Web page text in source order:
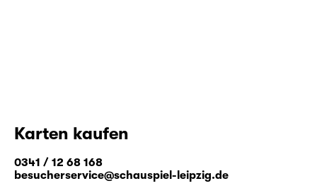
Karten kaufen
0341 / 12 68 168
besucherservice@schauspiel-leipzig.de